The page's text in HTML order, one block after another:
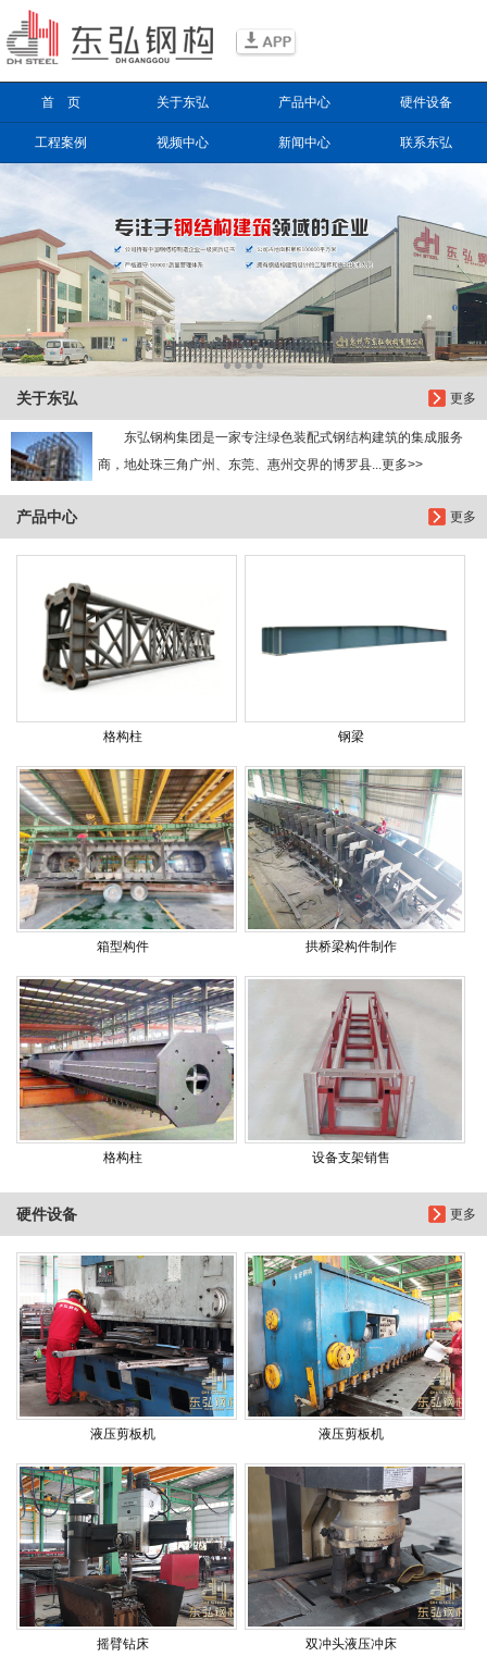
首 页 关于东弘 产品中心 硬件设备
工程案例 视频中心 新闻中心 联系东弘
更多
关于东弘
东弘钢构集团是一家专注绿色装配式钢结构建筑的集成服务
商，地处珠三角广州、东莞、惠州交界的博罗县...更多>>
更多
产品中心
格构柱 钢梁
箱型构件 拱桥梁构件制作
格构柱 设备支架销售
更多
硬件设备
液压剪板机 液压剪板机
摇臂钻床 双冲头液压冲床
信息搜索